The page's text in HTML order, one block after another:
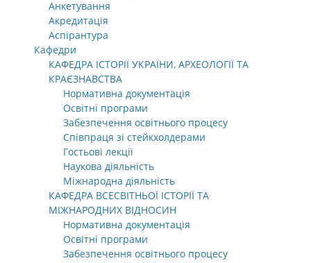
Анкетування
Акредитація
Аспірантура
Кафедри
КАФЕДРА ІСТОРІЇ УКРАЇНИ, АРХЕОЛОГІЇ ТА
КРАЄЗНАВСТВА
Нормативна документація
Освітні програми
Забезпечення освітнього процесу
Співпраця зі стейкхолдерами
Гостьові лекції
Наукова діяльність
Міжнародна діяльність
КАФЕДРА ВСЕСВІТНЬОЇ ІСТОРІЇ ТА
МІЖНАРОДНИХ ВІДНОСИН
Нормативна документація
Освітні програми
Забезпечення освітнього процесу